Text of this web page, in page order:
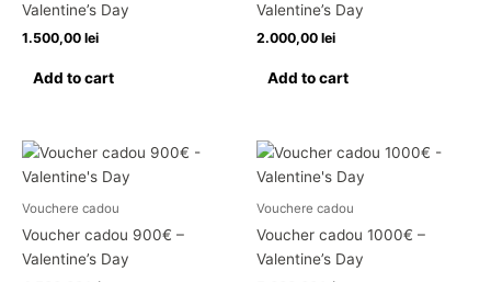
Valentine’s Day
1.500,00 lei
Add to cart
Valentine’s Day
2.000,00 lei
Add to cart
Vouchere cadou
Voucher cadou 900€ –
Valentine’s Day
Vouchere cadou
Voucher cadou 1000€ –
Valentine’s Day